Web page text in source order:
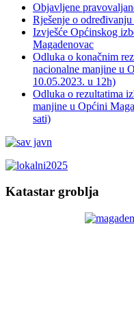
Objavljene
Rješenje o
Izvješće Općinskog
Magadenovac
Odluka o konačnim
nacionalne manjine u
10.05.2023. u 12h)
Odluka o rezultatima
manjine u Općini
sati)
Katastar groblja